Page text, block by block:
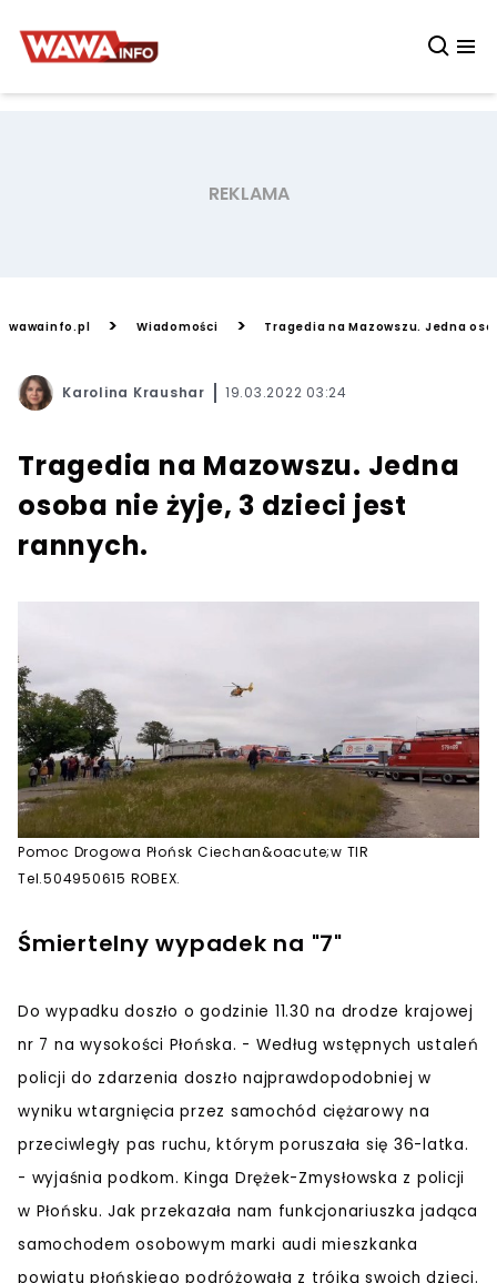
wawainfo.pl > Wiadomości > Tragedia na Mazowszu. Jedna
Karolina Kraushar 19.03.2022 03:24
Tragedia na Mazowszu. Jedna
osoba nie żyje, 3 dzieci jest
rannych.
Pomoc Drogowa Płońsk Ciechan&oacute;w TIR
Tel.504950615 ROBEX.
Śmiertelny wypadek na "7"
Do wypadku doszło o godzinie 11.30 na drodze krajowej
nr 7 na wysokości Płońska. - Według wstępnych ustaleń
policji do zdarzenia doszło najprawdopodobniej w
wyniku wtargnięcia przez samochód ciężarowy na
przeciwległy pas ruchu, którym poruszała się 36-latka.
- wyjaśnia podkom. Kinga Drężek-Zmysłowska z policji
w Płońsku. Jak przekazała nam funkcjonariuszka jadąca
samochodem osobowym marki audi mieszkanka
powiatu płońskiego podróżowała z trójką swoich dzieci.